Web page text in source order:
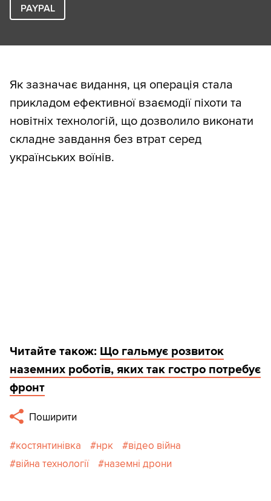
PAYPAL
Як зазначає видання, ця операція стала
прикладом ефективної взаємодії піхоти та
новітніх технологій, що дозволило виконати
складне завдання без втрат серед
українських воїнів.
Читайте також: Що гальмує розвиток
наземних роботів, яких так гостро потребує
фронт
Поширити
костянтинівка нрк
відео війна
війна технології
наземні дрони